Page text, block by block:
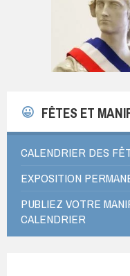
FÊTES ET
CALENDRIER DES
EXPOSITION
PUBLIEZ VOTRE
CALENDRIER